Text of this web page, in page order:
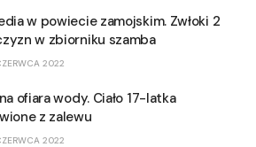
w powiecie zamojskim. Zwłoki 2
w zbiorniku szamba
2022
ofiara wody. Ciało 17-latka
z zalewu
2022